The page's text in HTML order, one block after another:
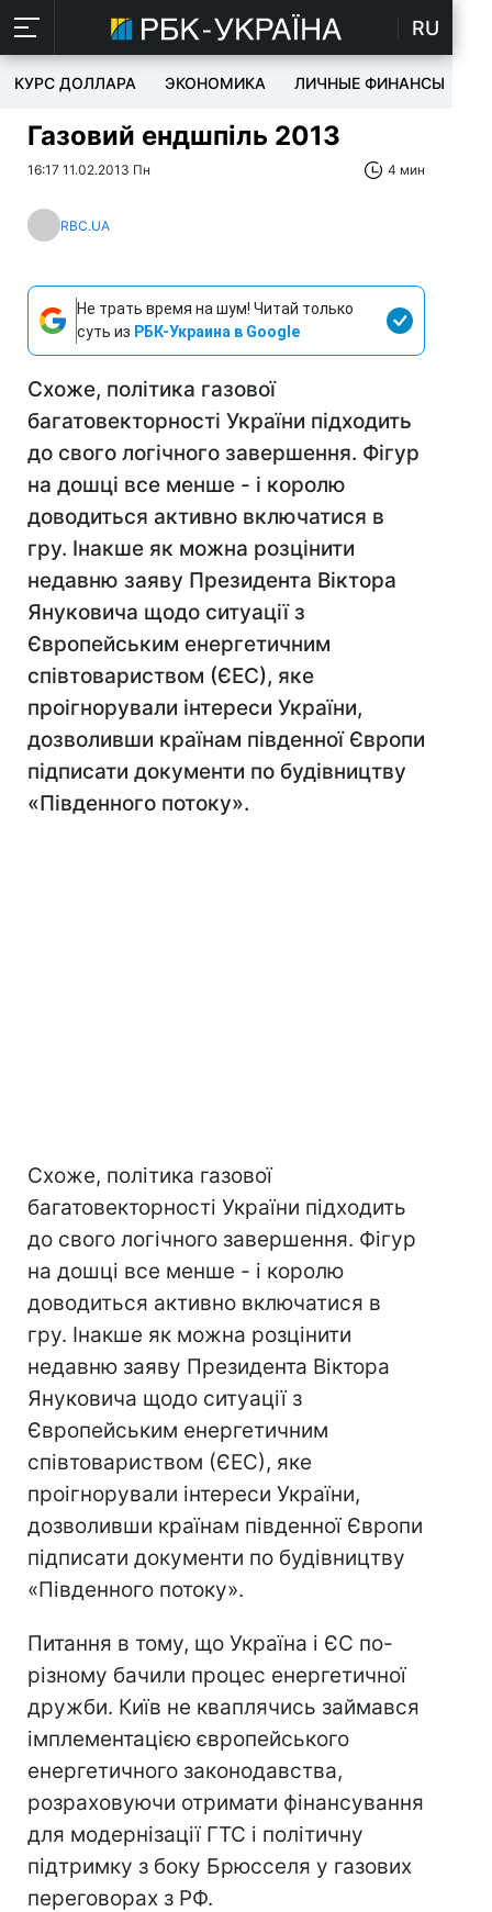
RU
КУРС ДОЛЛАРА ЭКОНОМИКА ЛИЧНЫЕ ФИНАНСЫ
Газовий ендшпіль 2013
16:17 11.02.2013 Пн 4 мин
RBC.UA
Не трать время на шум! Читай только
суть из РБК-Украина в Google
Схоже, політика газової
багатовекторності України підходить
до свого логічного завершення. Фігур
на дошці все менше - і королю
доводиться активно включатися в
гру. Інакше як можна розцінити
недавню заяву Президента Віктора
Януковича щодо ситуації з
Європейським енергетичним
співтовариством (ЄЕС), яке
проігнорували інтереси України,
дозволивши країнам південної Європи
підписати документи по будівництву
«Південного потоку».
Схоже, політика газової
багатовекторності України підходить
до свого логічного завершення. Фігур
на дошці все менше - і королю
доводиться активно включатися в
гру. Інакше як можна розцінити
недавню заяву Президента Віктора
Януковича щодо ситуації з
Європейським енергетичним
співтовариством (ЄЕС), яке
проігнорували інтереси України,
дозволивши країнам південної Європи
підписати документи по будівництву
«Південного потоку».
Питання в тому, що Україна і ЄС по-
різному бачили процес енергетичної
дружби. Київ не кваплячись займався
імплементацією європейського
енергетичного законодавства,
розраховуючи отримати фінансування
для модернізації ГТС і політичну
підтримку з боку Брюсселя у газових
переговорах з РФ.